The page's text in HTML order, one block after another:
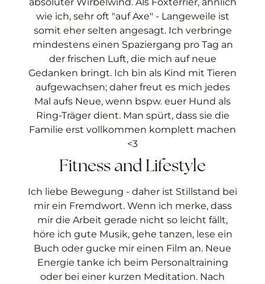
wie ich, sehr oft "auf Axe" - Langeweile ist
somit eher selten angesagt. Ich verbringe
mindestens einen Spaziergang pro Tag an
der frischen Luft, die mich auf neue
Gedanken bringt. Ich bin als Kind mit Tieren
aufgewachsen; daher freut es mich jedes
Mal aufs Neue, wenn bspw. euer Hund als
Ring-Träger dient. Man spürt, dass sie die
Familie erst vollkommen komplett machen
<3
Fitness and Lifestyle
Ich liebe Bewegung - daher ist Stillstand bei
mir ein Fremdwort. Wenn ich merke, dass
mir die Arbeit gerade nicht so leicht fällt,
höre ich gute Musik, gehe tanzen, lese ein
Buch oder gucke mir einen Film an. Neue
Energie tanke ich beim Personaltraining
oder bei einer kurzen Meditation. Nach